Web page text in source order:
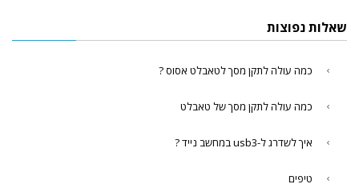
שאלות נפוצות
כמה עולה לתקן מסך לטאבלט אסוס ?
כמה עולה לתקן מסך של טאבלט
איך לשדרג ל-usb3 במחשב נייד ?
טיפים